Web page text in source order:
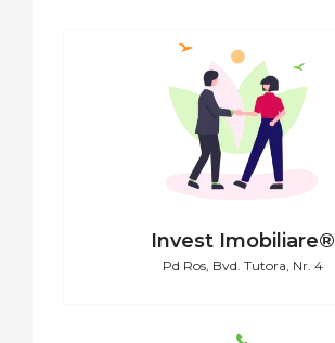
Invest Imobiliare®
Pd Ros, Bvd. Tutora, Nr. 4